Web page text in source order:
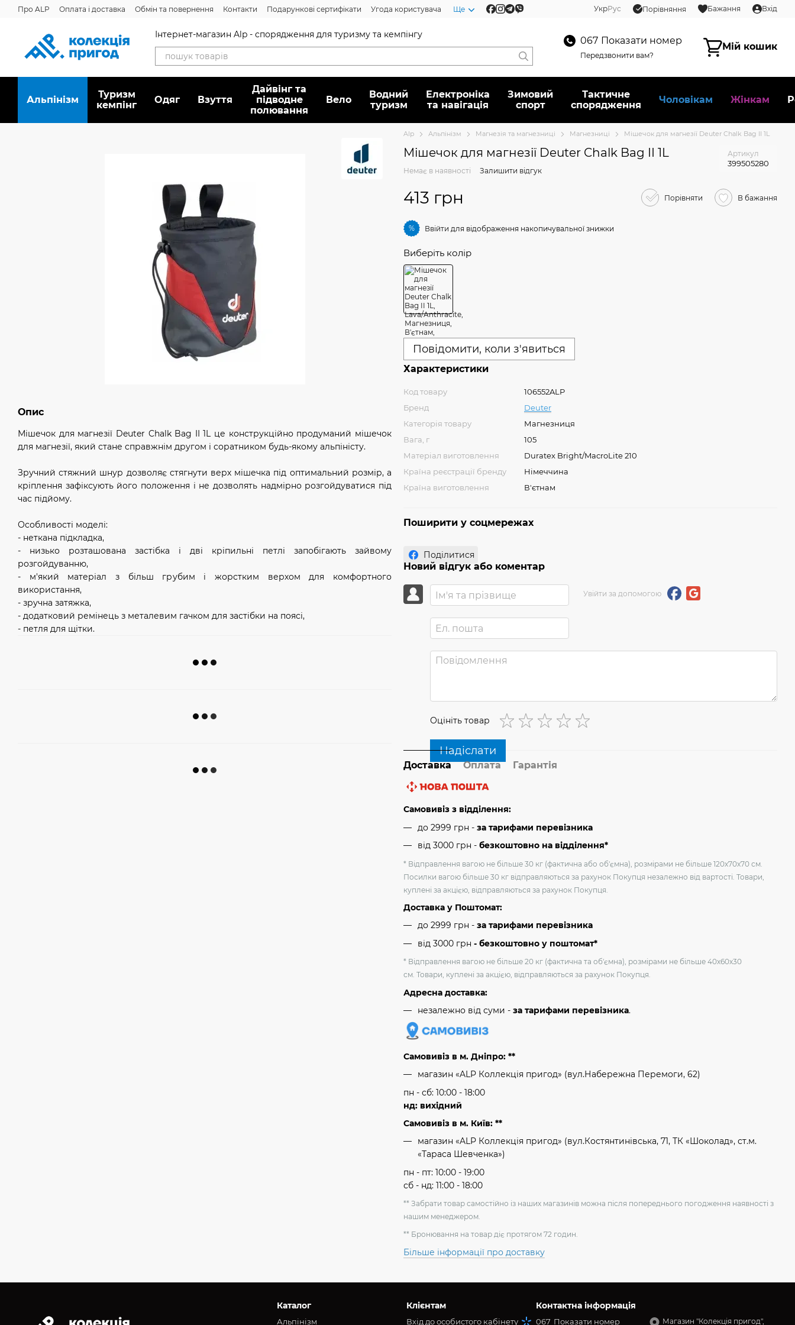
Перейти до основного контенту
Про ALP Оплата і доставка Обмін та повернення Контакти Подарункові сертифікати Угода користувача Ще УкрРус Порівняння Бажання Вхід
Інтернет-магазин Alp - спорядження для туризму та кемпінгу
067 Показати номер
Передзвонити вам?
Мій кошик
Альпінізм
Туризм
кемпінг
Oдяг Взуття
Дайвінг та
підводне
полювання
Вело
Водний
туризм
Електроніка
та навігація
Зимовий
спорт
Тактичне
спорядження
Чоловікам Жінкам
Опис
Мішечок для магнезії Deuter Chalk Bag II 1L це конструкційно продуманий мішечок
для магнезії, який стане справжнім другом і соратником будь-якому альпіністу.
Зручний стяжний шнур дозволяє стягнути верх мішечка під оптимальний розмір, а
кріплення зафіксують його положення і не дозволять надмірно розгойдуватися під
час підйому.
Особливості моделі:
- неткана підкладка,
- низько розташована застібка і дві кріпильні петлі запобігають зайвому
розгойдуванню,
- м'який матеріал з більш грубим і жорстким верхом для комфортного
використання,
- зручна затяжка,
- додатковий ремінець з металевим гачком для застібки на поясі,
- петля для щітки.
Alp Альпінізм Магнезія та магнезниці Магнезниці Мішечок для магнезії Deuter Chalk Bag II 1L
Мішечок для магнезії Deuter Chalk Bag II 1L Артикул
399505280
Немає в наявності Залишити відгук
413 грн Порівняти В бажання
% Ввійти для відображення накопичувальної знижки
Виберіть колір
Повідомити, коли з'явиться
Характеристики
Код товару
106552ALP
Бренд
Deuter
Категорія товару
Магнезниця
Вага, г
105
Матеріал виготовлення
Duratex Bright/MacroLite 210
Країна реєстрації бренду
Німеччина
Країна виготовлення
В'єтнам
Поширити у соцмережах
Поділитися
Новий відгук або коментар
Увійти за допомогою
Оцініть товар
Надіслати
Доставка Оплата Гарантія
Самовивіз з відділення:
до 2999 грн - за тарифами перевізника
від 3000 грн - безкоштовно на відділення*
* Відправлення вагою не більше 30 кг (фактична або об'ємна), розмірами не більше 120х70х70 см.
Посилки вагою більше 30 кг відправляються за рахунок Покупця незалежно від вартості. Товари,
куплені за акцією, відправляються за рахунок Покупця.
Доставка у Поштомат:
до 2999 грн - за тарифами перевізника
від 3000 грн - безкоштовно у поштомат*
* Відправлення вагою не більше 20 кг (фактична та об'ємна), розмірами не більше 40х60х30
см. Товари, куплені за акцією, відправляються за рахунок Покупця.
Адресна доставка:
незалежно від суми - за тарифами перевізника.
Самовивіз в м. Дніпро: **
магазин «ALP Коллекція пригод» (вул.Набережна Перемоги, 62)
пн - сб: 10:00 - 18:00
нд: вихідний
Самовивіз в м. Київ: **
магазин «ALP Коллекція пригод» (вул.Костянтинівська, 71, ТК «Шоколад», ст.м.
«Тараса Шевченка»)
пн - пт: 10:00 - 19:00
сб - нд: 11:00 - 18:00
** Забрати товар самостійно із наших магазинів можна після попереднього погодження наявності з
нашим менеджером.
** Бронювання на товар діє протягом 72 годин.
Більше інформації про доставку
Каталог
Альпінізм
Клієнтам
Вхід до особистого кабінету
Контактна інформація
067 Показати номер Магазин "Колекція пригод",